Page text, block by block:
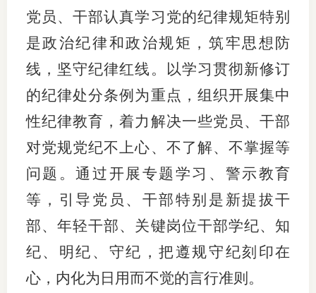
党员、干部认真学习党的纪律规矩特别
是政治纪律和政治规矩，筑牢思想防
线，坚守纪律红线。以学习贯彻新修订
的纪律处分条例为重点，组织开展集中
性纪律教育，着力解决一些党员、干部
对党规党纪不上心、不了解、不掌握等
问题。通过开展专题学习、警示教育
等，引导党员、干部特别是新提拔干
部、年轻干部、关键岗位干部学纪、知
纪、明纪、守纪，把遵规守纪刻印在
心，内化为日用而不觉的言行准则。